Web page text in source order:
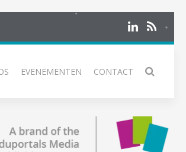
EVENEMENTEN CONTACT